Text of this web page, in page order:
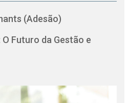
(Adesão)
O Futuro da Gestão e